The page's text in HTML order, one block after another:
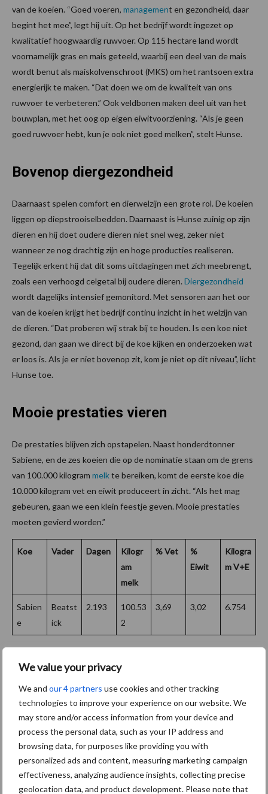
We value your privacy
We and our 4 partners use cookies and other tracking
technologies to improve your experience on our website. We
may store and/or access information from your device and
process the personal data, such as your IP address and
browsing data, for purposes like providing you with
personalized ads and content, measuring marketing campaign
effectiveness, analyzing audience insights, collecting precise
geolocation data, and product development. Please note that
van de koeien. “Goed voeren, management en gezondheid, daar
begint het mee”, legt hij uit. Op het bedrijf wordt ingezet op
kwalitatief hoogwaardig ruwvoer. Op 115 hectare land wordt
voornamelijk gras en mais geteeld, waarbij een deel van de mais
wordt benut als maiskolvenschroot (MKS) om het rantsoen extra
energierijk te maken. “Dat doen we om de kwaliteit van ons
ruwvoer te verbeteren.” Ook veldbonen maken deel uit van het
bouwplan, met het oog op eigen eiwitvoorziening. “Als je geen
goed ruwvoer hebt, kun je ook niet goed melken”, stelt Hunse.
Bovenop diergezondheid
Daarnaast spelen comfort en dierwelzijn een grote rol. De koeien
liggen op diepstrooiselbedden. Daarnaast is Hunse zuinig op zijn
dieren en hij doet oudere dieren niet snel weg, zeker niet
wanneer ze nog drachtig zijn en hoge producties realiseren.
Tegelijk erkent hij dat dit soms uitdagingen met zich meebrengt,
zoals een verhoogd celgetal bij oudere dieren. Diergezondheid
wordt dagelijks intensief gemonitord. Met sensoren aan het oor
van de koeien krijgt het bedrijf continu inzicht in het welzijn van
de dieren. “Dat proberen wij strak bij te houden. Is een koe niet
gezond, dan gaan we direct bij de koe kijken en onderzoeken wat
er loos is. Als je er niet bovenop zit, kom je niet op dit niveau”, licht
Hunse toe.
Mooie prestaties vieren
De prestaties blijven zich opstapelen. Naast honderdtonner
Sabiene, en de zes koeien die op de nominatie staan om de grens
van 100.000 kilogram melkte bereiken, komt de eerste koe die
10.000 kilogram vet en eiwit produceert in zicht. “Als het mag
gebeuren, gaan we een klein feestje geven. Mooie prestaties
moeten gevierd worden.”
Koe Vader Dagen
Kilogr
am
melk
% Vet
%
Eiwit
Kilogra
m V+E
Sabien
e
Beatst
ick
2.193
100.53
2
3,69 3,02 6.754
Uw honderdtonner in deze rubriek?
Heeft u recent een 100.000-literkoe gehad en vindt u het leuk
om haar in deze rubriek te laten zien? Laat het weten via
melkveebedrijf@prosu.nlen we nemen contact met u op. Wie
weet staat uw honderdtonner hier volgende maand.